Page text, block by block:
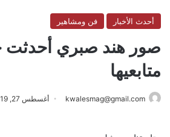
أحدث الأخبار فن ومشاهير
صور هند صبري أحدثت
متابعيها
kwalesmag@gmail.com أغسطس 27, 2019